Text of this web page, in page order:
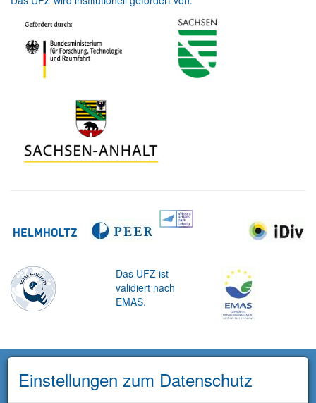
Das UFZ ist
validiert nach
EMAS.
Einstellungen zum Datenschutz